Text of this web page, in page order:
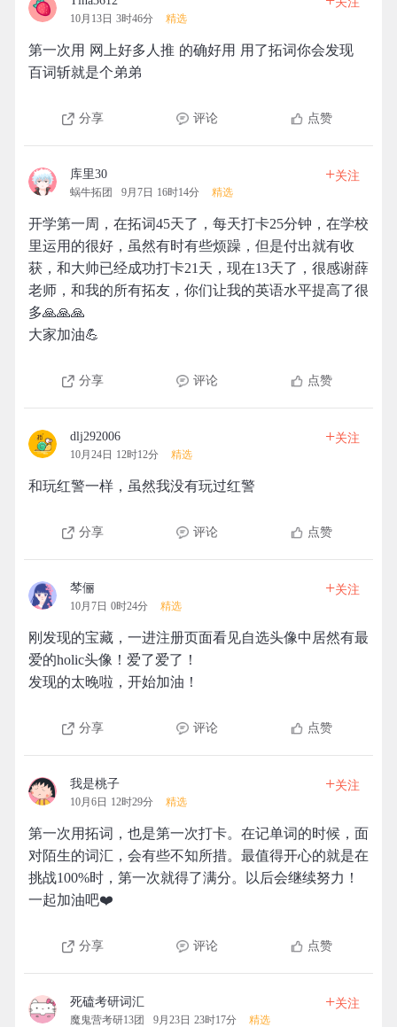
10月13日 3时46分 精选
第一次用 网上好多人推 的确好用 用了拓词你会发现
百词斩就是个弟弟
分享 评论 点赞
库里30
蜗牛拓团 9月7日 16时14分 精选
+关注
开学第一周，在拓词45天了，每天打卡25分钟，在学校
里运用的很好，虽然有时有些烦躁，但是付出就有收
获，和大帅已经成功打卡21天，现在13天了，很感谢薛
老师，和我的所有拓友，你们让我的英语水平提高了很
多🙏🙏🙏
大家加油💪
分享 评论 点赞
dlj292006
10月24日 12时12分 精选
+关注
和玩红警一样，虽然我没有玩过红警
分享 评论 点赞
棽俪
10月7日 0时24分 精选
+关注
刚发现的宝藏，一进注册页面看见自选头像中居然有最
爱的holic头像！爱了爱了！
发现的太晚啦，开始加油！
分享 评论 点赞
我是桃子
10月6日 12时29分 精选
+关注
第一次用拓词，也是第一次打卡。在记单词的时候，面
对陌生的词汇，会有些不知所措。最值得开心的就是在
挑战100%时，第一次就得了满分。以后会继续努力！
一起加油吧❤️
分享 评论 点赞
死磕考研词汇
魔鬼营考研13团 9月23日 23时17分 精选
+关注